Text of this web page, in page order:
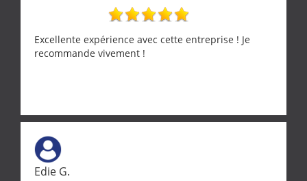
Excellente expérience avec cette entreprise ! Je
recommande vivement !
Edie G.